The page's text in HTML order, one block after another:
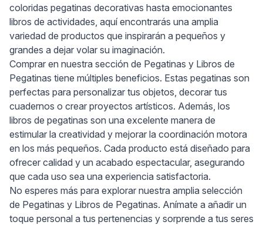
coloridas pegatinas decorativas hasta emocionantes
libros de actividades, aquí encontrarás una amplia
variedad de productos que inspirarán a pequeños y
grandes a dejar volar su imaginación.
Comprar en nuestra sección de Pegatinas y Libros de
Pegatinas tiene múltiples beneficios. Estas pegatinas son
perfectas para personalizar tus objetos, decorar tus
cuadernos o crear proyectos artísticos. Además, los
libros de pegatinas son una excelente manera de
estimular la creatividad y mejorar la coordinación motora
en los más pequeños. Cada producto está diseñado para
ofrecer calidad y un acabado espectacular, asegurando
que cada uso sea una experiencia satisfactoria.
No esperes más para explorar nuestra amplia selección
de Pegatinas y Libros de Pegatinas. Anímate a añadir un
toque personal a tus pertenencias y sorprende a tus seres